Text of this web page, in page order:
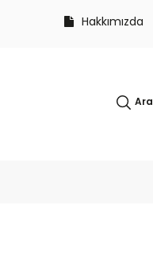
Hakkımızda
Ara